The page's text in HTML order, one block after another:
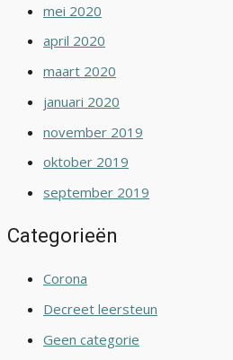
mei 2020
april 2020
maart 2020
januari 2020
november 2019
oktober 2019
september 2019
Categorieën
Corona
Decreet leersteun
Geen categorie